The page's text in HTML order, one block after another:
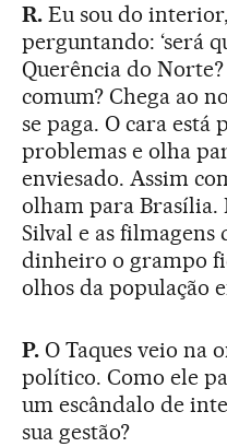
R. Eu sou do
perguntando: ‘será
Querência do
comum? Chega ao
se paga. O cara está
problemas e olha
enviesado. Assim
olham para Brasília.
Silval e as filmagens
dinheiro o grampo
olhos da população
P. O Taques veio na
político. Como ele
um escândalo de
sua gestão?